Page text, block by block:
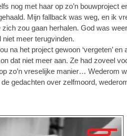
nog met haar op zo’n bouwproject
Mijn fallback was weg, en ik
zich zou gaan herhalen. God was
niet meer terugvinden.
na het project gewoon ‘vergeten’
dat niet meer aan. Ze had zoveel
zo’n vreselijke manier… Wederom
gedachten over zelfmoord,